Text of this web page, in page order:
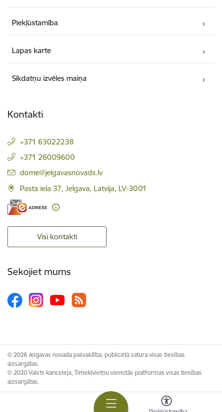
Piekļūstamība
Lapas karte
Sīkdatņu izvēles maiņa
Kontakti
+371 63022238
+371 26009600
E-pasts:
dome@jelgavasnovads.lv
Pasta iela 37, Jelgava, Latvija, LV-3001
Visi kontakti
Sekojiet mums
© 2026 Jelgavas novada pašvaldība, publicētā satura visas tiesības
aizsargātas.
© 2020 Valsts kanceleja, Tīmekļvietņu vienotās platformas visas tiesības
aizsargātas.